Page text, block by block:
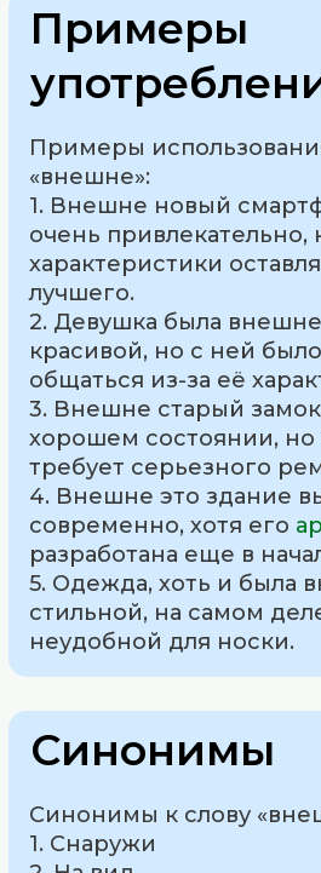
Примеры
Примеры
«внешне»:
1. Внешне новый
очень привлекательно,
характеристики
лучшего.
2. Девушка была
красивой, но с ней
общаться из-за её
3. Внешне старый
хорошем состоянии, но
требует серьезного
4. Внешне это здание
современно, хотя его
разработана еще в
5. Одежда, хоть и была
стильной, на самом
неудобной для носки.
Синонимы
Синонимы к слову
1. Снаружи